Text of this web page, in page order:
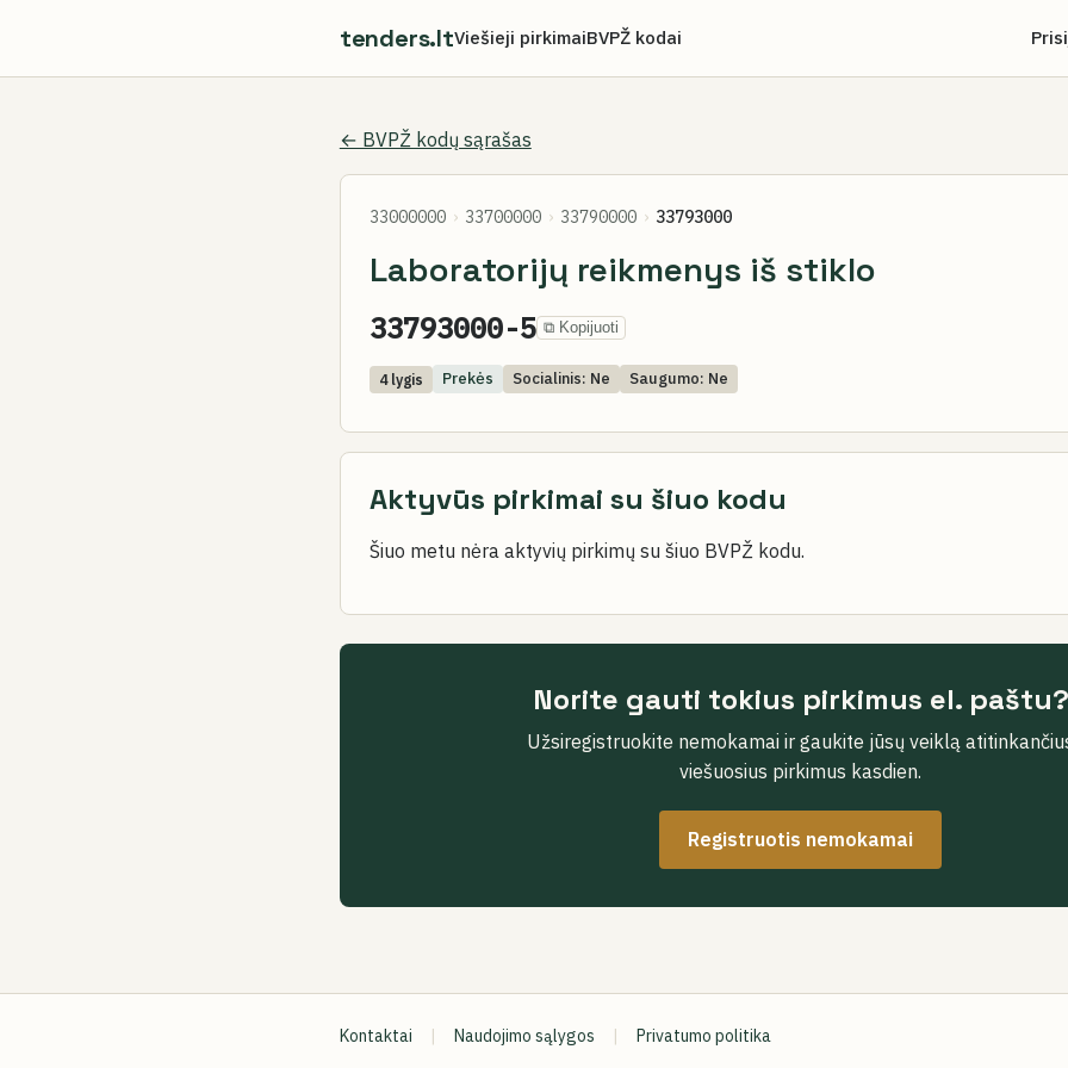
tenders.ltViešieji pirkimaiBVPŽ kodai
← BVPŽ kodų sąrašas
33000000 › 33700000 › 33790000 › 33793000
Laboratorijų reikmenys iš stiklo
33793000-5 ⧉ Kopijuoti
4 lygis Prekės Socialinis: Ne Saugumo: Ne
Aktyvūs pirkimai su šiuo kodu
Šiuo metu nėra aktyvių pirkimų su šiuo BVPŽ kodu.
Norite gauti tokius pirkimus el. paštu?
Užsiregistruokite nemokamai ir gaukite jūsų veiklą
viešuosius pirkimus kasdien.
Registruotis nemokamai
Kontaktai | Naudojimo sąlygos | Privatumo politika